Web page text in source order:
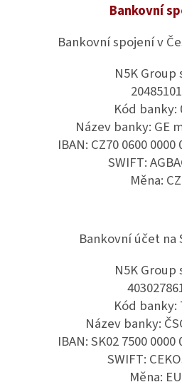
Bankovní
Bankovní spojení v
N5K Group
Kód banky:
Název banky: GE
IBAN: CZ70 0600 0000
SWIFT:
Měna:
Bankovní účet na
N5K Group
Kód banky:
Název banky:
IBAN: SK02 7500 0000
SWIFT:
Měna: